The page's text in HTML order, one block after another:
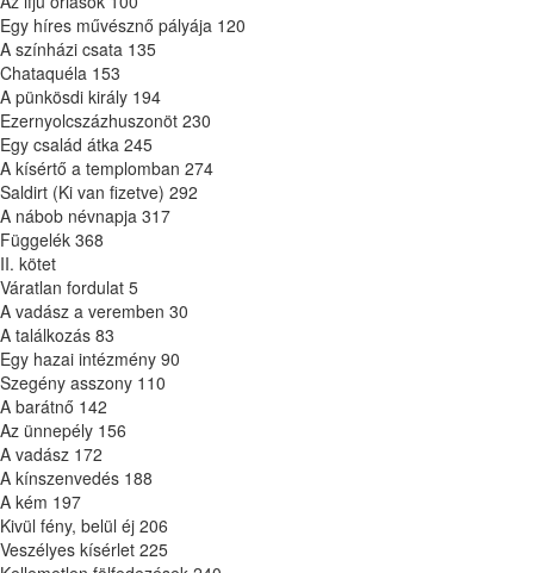
Egy híres művésznő pályája 120
A színházi csata 135
Chataquéla 153
A pünkösdi király 194
Ezernyolcszázhuszonöt 230
Egy család átka 245
A kísértő a templomban 274
Saldirt (Ki van fizetve) 292
A nábob névnapja 317
Függelék 368
II. kötet
Váratlan fordulat 5
A vadász a veremben 30
A találkozás 83
Egy hazai intézmény 90
Szegény asszony 110
A barátnő 142
Az ünnepély 156
A vadász 172
A kínszenvedés 188
A kém 197
Kivül fény, belül éj 206
Veszélyes kísérlet 225